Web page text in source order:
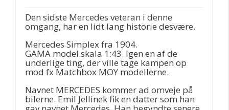
Den sidste Mercedes veteran i denne
omgang, har en lidt lang historie desvære.
Mercedes Simplex fra 1904.
GAMA model.skala 1:43. Igen en af de
underlige ting, der ville tage kampen op
mod fx Matchbox MOY modellerne.
Navnet MERCEDES kommer ad omveje på
bilerne. Emil Jellinek fik en datter som han